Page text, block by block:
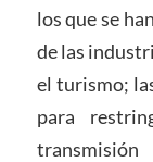
los que se
de las
el turismo;
para